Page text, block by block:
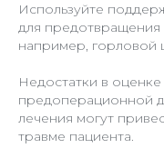
Используйте
для предотвращения
например, горловой
Недостатки в
предоперационной
лечения могут
травме пациента.